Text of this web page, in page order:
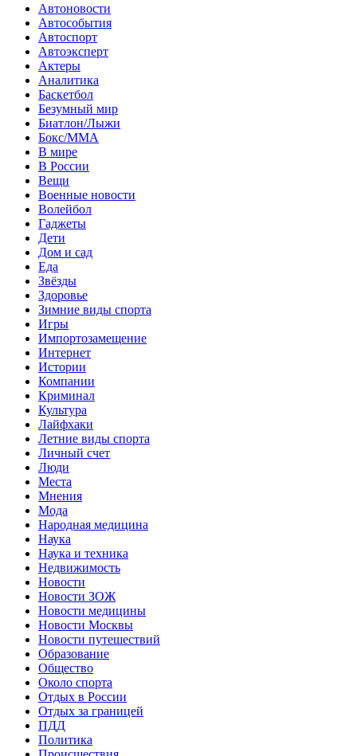
Автоновости
Автособытия
Автоспорт
Автоэксперт
Актеры
Аналитика
Баскетбол
Безумный мир
Биатлон/Лыжи
Бокс/MMA
В мире
В России
Вещи
Военные новости
Волейбол
Гаджеты
Дети
Дом и сад
Еда
Звёзды
Здоровье
Зимние виды спорта
Игры
Импортозамещение
Интернет
Истории
Компании
Криминал
Культура
Лайфхаки
Летние виды спорта
Личный счет
Люди
Места
Мнения
Мода
Народная медицина
Наука
Наука и техника
Недвижимость
Новости
Новости ЗОЖ
Новости медицины
Новости Москвы
Новости путешествий
Образование
Общество
Около спорта
Отдых в России
Отдых за границей
ПДД
Политика